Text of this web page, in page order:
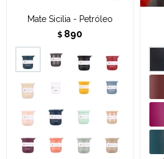
Mate Sicilia - Petróleo
$ 890